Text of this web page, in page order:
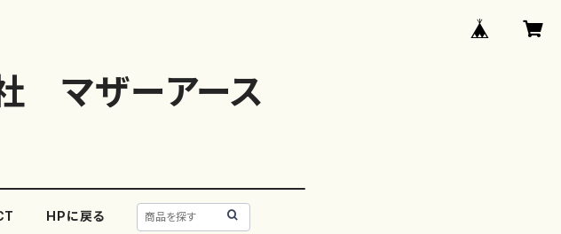
マザーアース
HPに戻る